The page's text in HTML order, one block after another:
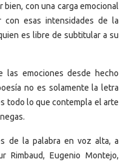
con una carga emocional
esas intensidades de la
es libre de subtitular a su
las emociones desde hecho
no es solamente la letra
todo lo que contempla el arte
de la palabra en voz alta, a
Rimbaud, Eugenio Montejo,